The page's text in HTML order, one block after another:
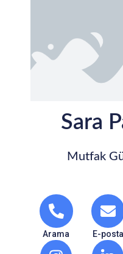
Sara
Mutfak
Arama E-posta